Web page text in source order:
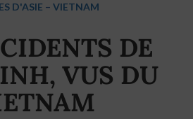
D'ASIE – VIETNAM
DE
VUS DU